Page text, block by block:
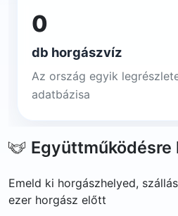
0
db horgászvíz
Az ország egyik
adatbázisa
Együttműködésre
Emeld ki horgászhelyed,
ezer horgász előtt